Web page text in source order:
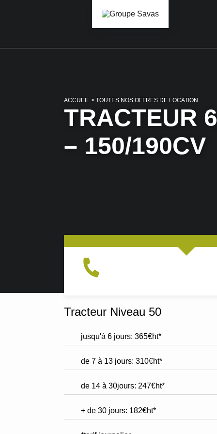
ACCUEIL > TOUTES NOS OFFRES DE LOCATION
TRACTEUR
– 150/190CV
Tracteur Niveau 50
jusqu'à 6 jours: 365€ht*
de 7 à 13 jours: 310€ht*
de 14 à 30jours: 247€ht*
+ de 30 jours: 182€ht*